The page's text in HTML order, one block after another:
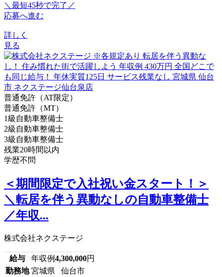
＼最短45秒で完了／
応募へ進む
詳しく
見る
普通免許（AT限定）
普通免許（MT）
1級自動車整備士
2級自動車整備士
3級自動車整備士
残業20時間以内
学歴不問
＜期間限定で入社祝い金スタート！＞
＼転居を伴う異動なしの自動車整備士
／年収...
株式会社ネクステージ
給与 年収例4,300,000円
勤務地 宮城県 仙台市